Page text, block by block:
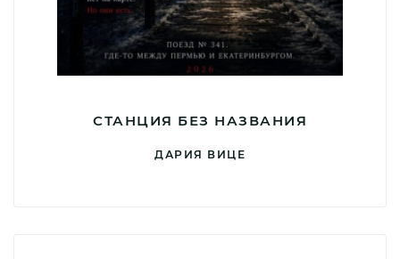
СТАНЦИЯ БЕЗ НАЗВАНИЯ
ДАРИЯ ВИЦЕ